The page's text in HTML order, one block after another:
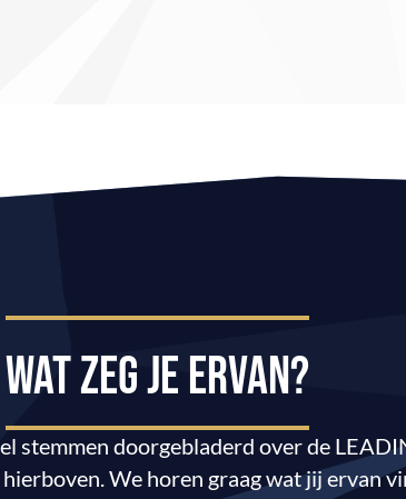
WAT ZEG JE ervan?
stemmen doorgebladerd over de
hierboven. We horen graag wat jij ervan